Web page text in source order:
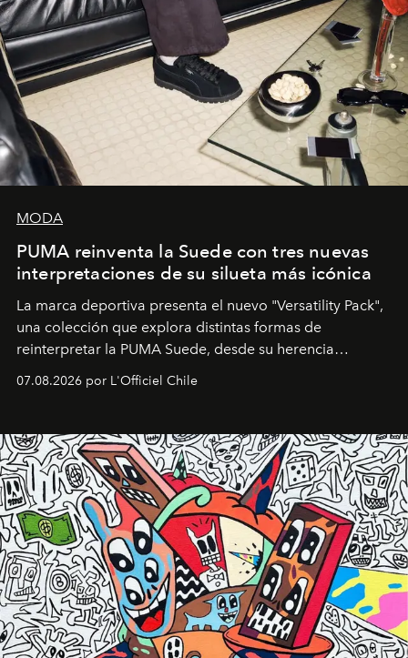
MODA
PUMA reinventa la Suede con tres nuevas
interpretaciones de su silueta más icónica
La marca deportiva presenta el nuevo "Versatility Pack",
una colección que explora distintas formas de
reinterpretar la PUMA Suede, desde su herencia
deportiva hasta una mirada moderna inspirada en el
diseño y el universo outdoor.
07.08.2026 por L'Officiel Chile